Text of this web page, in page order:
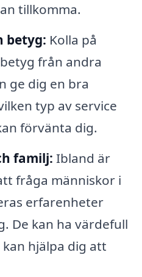
tillkomma.
betyg: Kolla på
från andra
ge dig en bra
typ av service
förvänta dig.
familj: Ibland är
fråga människor i
erfarenheter
De kan ha värdefull
hjälpa dig att